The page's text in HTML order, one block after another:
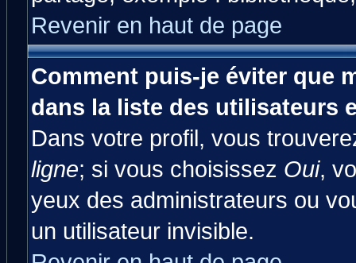
Revenir en haut de page
Comment puis-je éviter que
dans la liste des utilisateurs
Dans votre profil, vous
ligne; si vous choisissez Oui,
yeux des administrateurs ou
un utilisateur invisible.